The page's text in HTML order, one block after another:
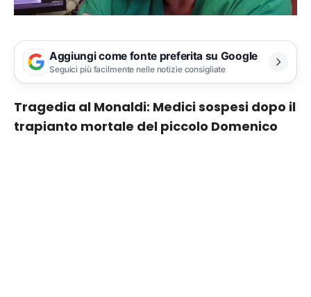
Aggiungi come fonte preferita su Google
Seguici più facilmente nelle notizie consigliate
Tragedia al Monaldi: Medici sospesi dopo il
trapianto mortale del piccolo Domenico